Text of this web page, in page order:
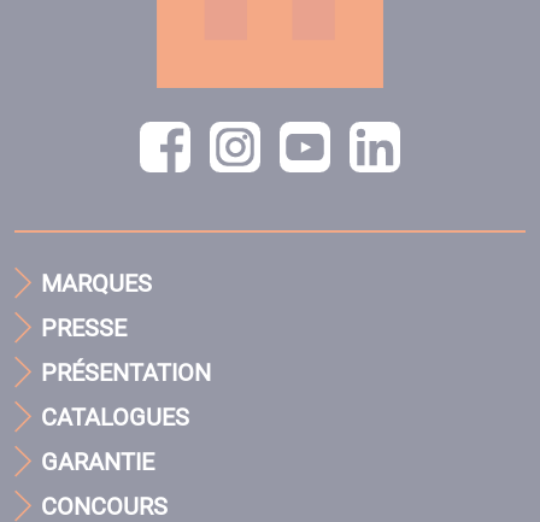
MARQUES
PRESSE
PRÉSENTATION
CATALOGUES
GARANTIE
CONCOURS